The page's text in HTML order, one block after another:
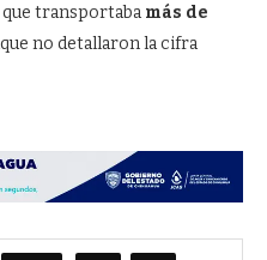
transportaba más de
no detallaron la cifra